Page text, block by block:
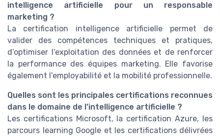
intelligence artificielle pour un responsable
marketing ?
La certification intelligence artificielle permet de
valider des compétences techniques et pratiques,
d’optimiser l’exploitation des données et de renforcer
la performance des équipes marketing. Elle favorise
également l’employabilité et la mobilité professionnelle.
Quelles sont les principales certifications reconnues
dans le domaine de l’intelligence artificielle ?
Les certifications Microsoft, la certification Azure, les
parcours learning Google et les certifications délivrées